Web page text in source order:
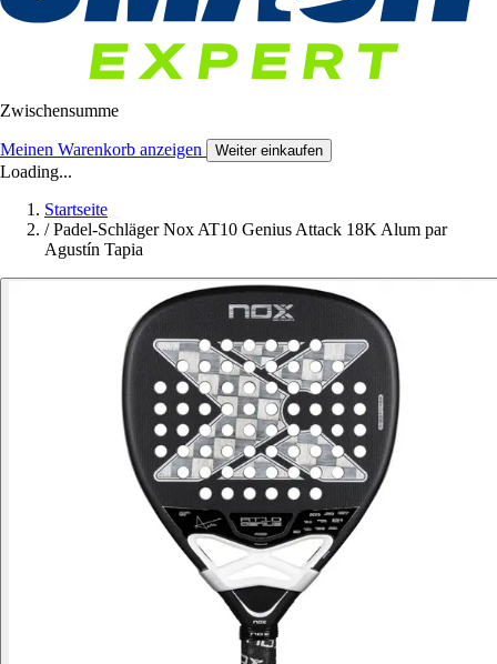
Zwischensumme
Meinen Warenkorb anzeigen Weiter einkaufen
Loading...
Startseite
/ Padel-Schläger Nox AT10 Genius Attack 18K Alum par
Agustín Tapia